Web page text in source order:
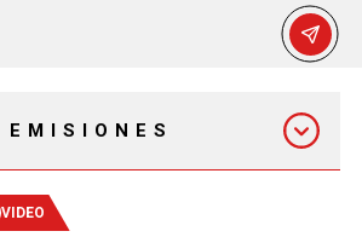
EMISIONES
EMISIÓN 12:30 PM
VIDEO